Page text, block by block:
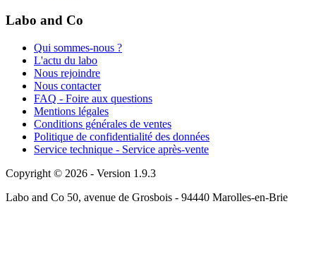
Labo and Co
Qui sommes-nous ?
L'actu du labo
Nous rejoindre
Nous contacter
FAQ - Foire aux questions
Mentions légales
Conditions générales de ventes
Politique de confidentialité des données
Service technique - Service après-vente
Copyright © 2026 - Version 1.9.3
Labo and Co 50, avenue de Grosbois - 94440 Marolles-en-Brie